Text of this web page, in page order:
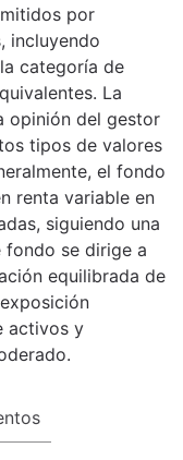
por
incluyendo
categoría de
La
opinión del gestor
tipos de valores
el fondo
renta variable en
siguiendo una
fondo se dirige a
equilibrada de
activos y